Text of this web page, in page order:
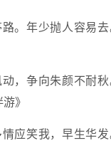
。年少抛人容易去
，争向朱颜不耐秋
》
应笑我，早生华发